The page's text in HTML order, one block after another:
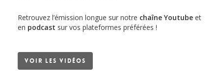
Retrouvez l’émission longue sur notre chaîne Youtubeet
en podcast sur vos plateformes préférées !
Voir les vidéos